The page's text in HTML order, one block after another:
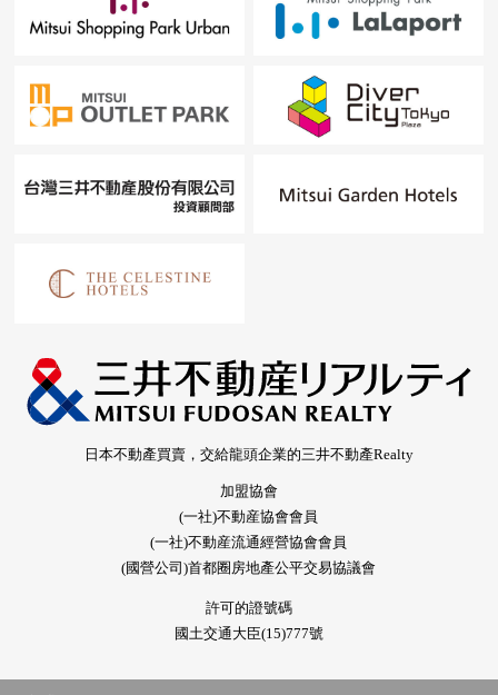
日本不動產買賣，交給龍頭企業的三井不動產Realty
加盟協會
(一社)不動産協會會員
(一社)不動産流通經營協會會員
(國營公司)首都圈房地產公平交易協議會
許可的證號碼
國土交通大臣(15)777號